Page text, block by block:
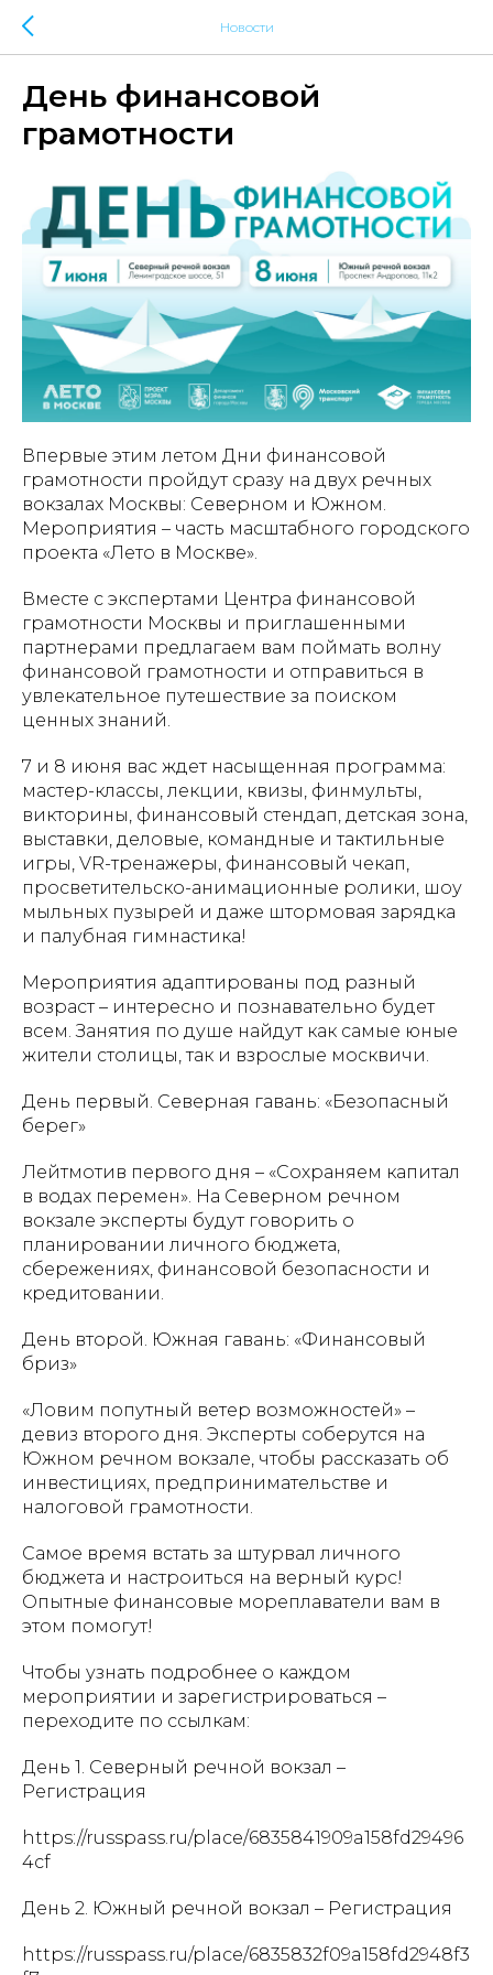
Новости
День финансовой
грамотности
Впервые этим летом Дни финансовой
грамотности пройдут сразу на двух речных
вокзалах Москвы: Северном и Южном.
Мероприятия – часть масштабного городского
проекта «Лето в Москве».
Вместе с экспертами Центра финансовой
грамотности Москвы и приглашенными
партнерами предлагаем вам поймать волну
финансовой грамотности и отправиться в
увлекательное путешествие за поиском
ценных знаний.
7 и 8 июня вас ждет насыщенная программа:
мастер-классы, лекции, квизы, финмульты,
викторины, финансовый стендап, детская зона,
выставки, деловые, командные и тактильные
игры, VR-тренажеры, финансовый чекап,
просветительско-анимационные ролики, шоу
мыльных пузырей и даже штормовая зарядка
и палубная гимнастика!
Мероприятия адаптированы под разный
возраст – интересно и познавательно будет
всем. Занятия по душе найдут как самые юные
жители столицы, так и взрослые москвичи.
День первый. Северная гавань: «Безопасный
берег»
Лейтмотив первого дня – «Сохраняем капитал
в водах перемен». На Северном речном
вокзале эксперты будут говорить о
планировании личного бюджета,
сбережениях, финансовой безопасности и
кредитовании.
День второй. Южная гавань: «Финансовый
бриз»
«Ловим попутный ветер возможностей» –
девиз второго дня. Эксперты соберутся на
Южном речном вокзале, чтобы рассказать об
инвестициях, предпринимательстве и
налоговой грамотности.
Самое время встать за штурвал личного
бюджета и настроиться на верный курс!
Опытные финансовые мореплаватели вам в
этом помогут!
Чтобы узнать подробнее о каждом
мероприятии и зарегистрироваться –
переходите по ссылкам:
День 1. Северный речной вокзал –
Регистрация
https://russpass.ru/place/6835841909a158fd29496
4cf
День 2. Южный речной вокзал – Регистрация
https://russpass.ru/place/6835832f09a158fd2948f3